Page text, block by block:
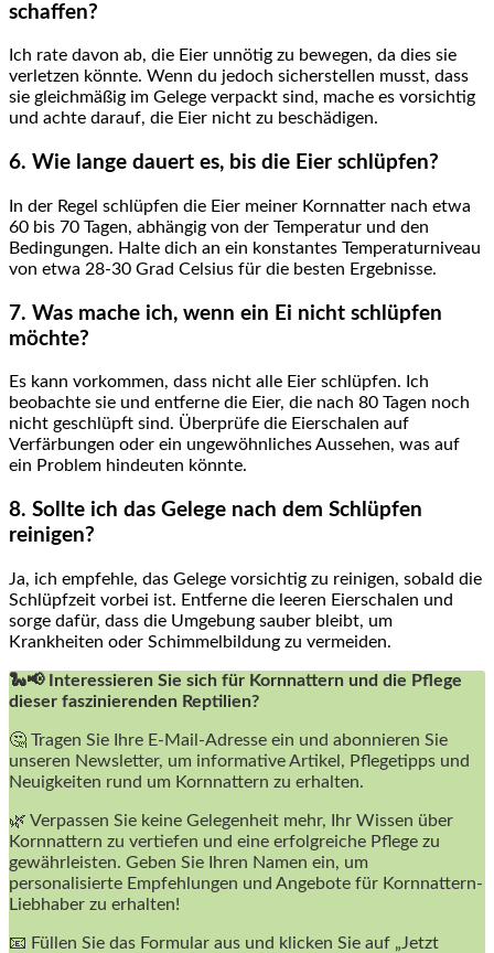
schaffen?
Ich rate davon ab, die⁤ Eier unnötig zu bewegen, da dies sie‍
verletzen könnte. Wenn du jedoch sicherstellen musst, dass⁣
sie‍ gleichmäßig im⁤ Gelege‍ verpackt sind, mache es vorsichtig
und achte ⁢darauf, die Eier nicht zu beschädigen.
6. Wie lange dauert es, ​bis die ⁢Eier schlüpfen?
In der Regel ⁤schlüpfen die Eier meiner Kornnatter nach etwa⁤
60 bis 70⁢ Tagen, abhängig von der Temperatur und ​den
Bedingungen. Halte dich an ein konstantes Temperaturniveau
von etwa 28-30 Grad Celsius‌ für die besten Ergebnisse.
7. Was mache ich, wenn⁤ ein Ei nicht schlüpfen‍
möchte?
Es kann vorkommen, dass nicht alle Eier schlüpfen. Ich
beobachte ⁢sie und entferne die Eier, die‌ nach 80 Tagen ‌noch
nicht geschlüpft sind. Überprüfe die ‌Eierschalen ‍auf
Verfärbungen oder ein ungewöhnliches Aussehen, was auf
‌ein Problem hindeuten könnte.
8. ⁤Sollte ich das Gelege nach dem Schlüpfen
‍reinigen?
Ja, ich‌ empfehle, das‍ Gelege vorsichtig zu⁤ reinigen, sobald die‌
Schlüpfzeit vorbei ist. Entferne die leeren Eierschalen und
sorge dafür, dass die Umgebung sauber bleibt, um
Krankheiten oder Schimmelbildung ‍zu vermeiden.
🐍📢 Interessieren Sie sich für Kornnattern und die Pflege
dieser faszinierenden Reptilien?
🤔 Tragen Sie Ihre E-Mail-Adresse ein und abonnieren Sie
unseren Newsletter, um informative Artikel, Pflegetipps und
Neuigkeiten rund um Kornnattern zu erhalten.
🌿 Verpassen Sie keine Gelegenheit mehr, Ihr Wissen über
Kornnattern zu vertiefen und eine erfolgreiche Pflege zu
gewährleisten. Geben Sie Ihren Namen ein, um
personalisierte Empfehlungen und Angebote für Kornnattern-
Liebhaber zu erhalten!
📧 Füllen Sie das Formular aus und klicken Sie auf „Jetzt